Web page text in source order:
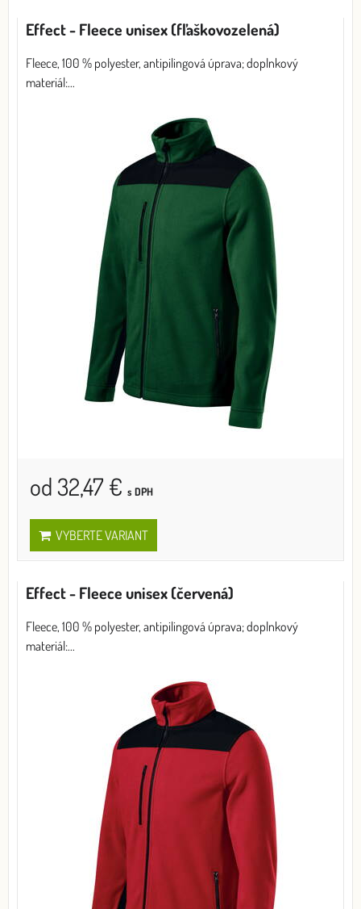
Effect - Fleece unisex (fľaškovozelená)
Fleece, 100 % polyester, antipilingová úprava; doplnkový
materiál:...
od 32,47 € s DPH
VYBERTE VARIANT
Effect - Fleece unisex (červená)
Fleece, 100 % polyester, antipilingová úprava; doplnkový
materiál:...